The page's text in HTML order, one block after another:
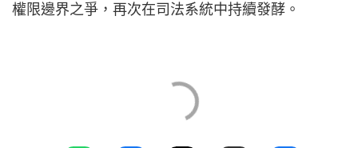
權限邊界之爭，再次在司法系統中持續發酵。